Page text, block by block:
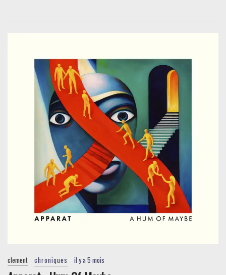
clement chroniques il y a 5 mois